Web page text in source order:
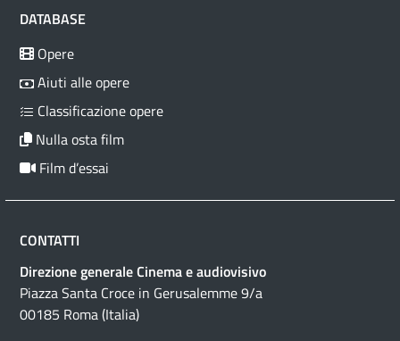
DATABASE
Opere
Aiuti alle opere
Classificazione opere
Nulla osta film
Film d’essai
CONTATTI
Direzione generale Cinema e audiovisivo
Piazza Santa Croce in Gerusalemme 9/a
00185 Roma (Italia)